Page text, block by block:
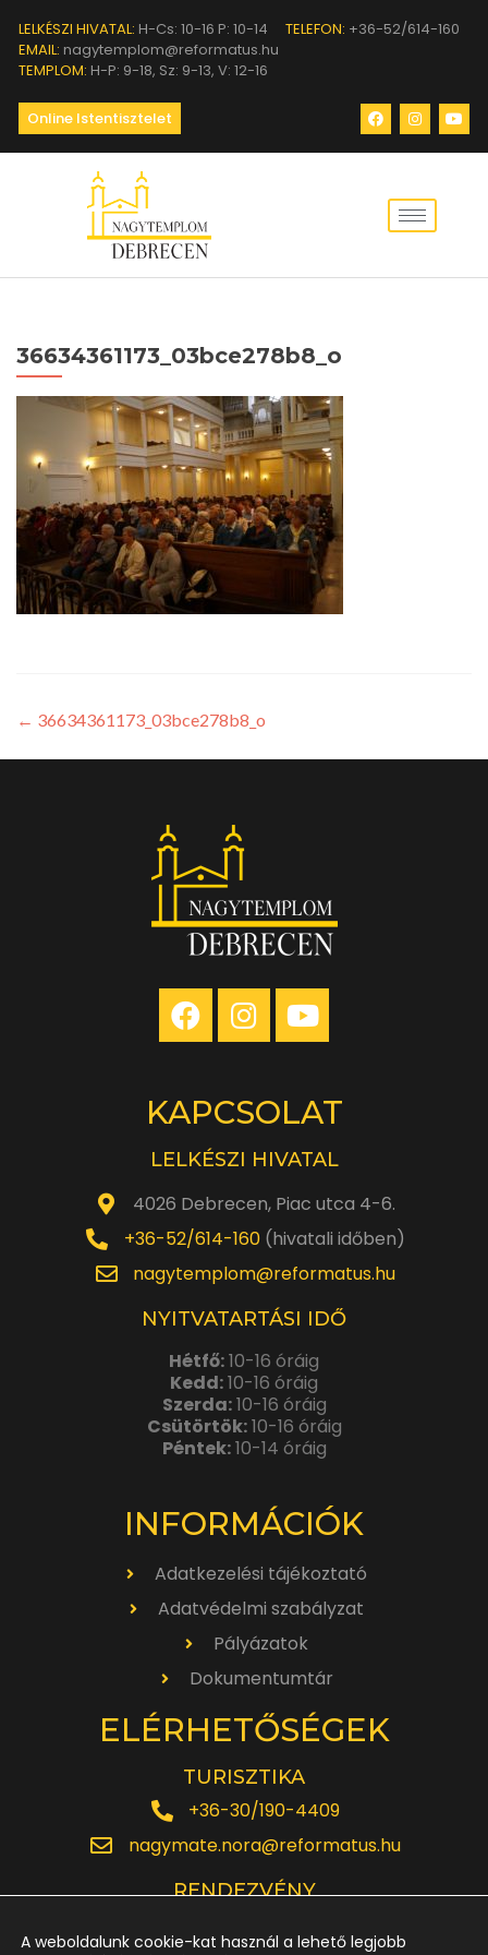
LELKÉSZI HIVATAL: H-Cs: 10-16 P: 10-14 TELEFON: +36-52/614-160
EMAIL: nagytemplom@reformatus.hu
TEMPLOM: H-P: 9-18, Sz: 9-13, V: 12-16
Online Istentisztelet
36634361173_03bce278b8_o
← 36634361173_03bce278b8_o
KAPCSOLAT
LELKÉSZI HIVATAL
4026 Debrecen, Piac utca 4-6.
+36-52/614-160(hivatali időben)
nagytemplom@reformatus.hu
NYITVATARTÁSI IDŐ
Hétfő:10-16 óráig
Kedd:10-16 óráig
Szerda:10-16 óráig
Csütörtök:10-16 óráig
Péntek:10-14 óráig
INFORMÁCIÓK
Adatkezelési tájékoztató
Adatvédelmi szabályzat
Pályázatok
Dokumentumtár
ELÉRHETŐSÉGEK
TURISZTIKA
+36-30/190-4409
nagymate.nora@reformatus.hu
RENDEZVÉNY
A weboldalunk cookie-kat használ a lehető legjobb